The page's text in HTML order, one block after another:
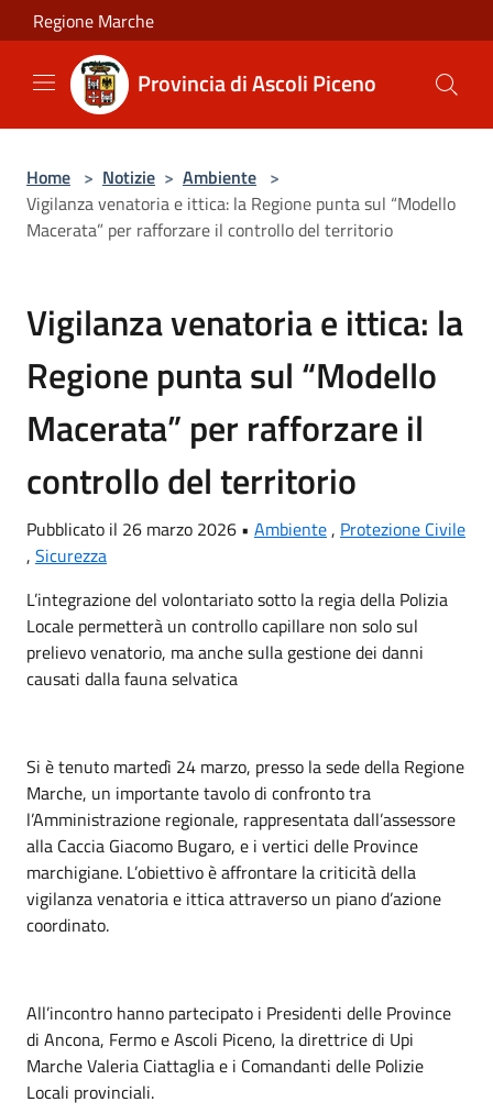
Salta al contenuto principale
Regione Marche
Provincia di Ascoli Piceno
Home > Notizie > Ambiente >
Vigilanza venatoria e ittica: la Regione punta sul “Modello
Macerata” per rafforzare il controllo del territorio
Vigilanza venatoria e ittica: la
Regione punta sul “Modello
Macerata” per rafforzare il
controllo del territorio
Pubblicato il 26 marzo 2026 • Ambiente, Protezione Civile
, Sicurezza
L’integrazione del volontariato sotto la regia della Polizia
Locale permetterà un controllo capillare non solo sul
prelievo venatorio, ma anche sulla gestione dei danni
causati dalla fauna selvatica
Si è tenuto martedì 24 marzo, presso la sede della Regione
Marche, un importante tavolo di confronto tra
l’Amministrazione regionale, rappresentata dall’assessore
alla Caccia Giacomo Bugaro, e i vertici delle Province
marchigiane. L’obiettivo è affrontare la criticità della
vigilanza venatoria e ittica attraverso un piano d’azione
coordinato.
All’incontro hanno partecipato i Presidenti delle Province
di Ancona, Fermo e Ascoli Piceno, la direttrice di Upi
Marche Valeria Ciattaglia e i Comandanti delle Polizie
Locali provinciali.